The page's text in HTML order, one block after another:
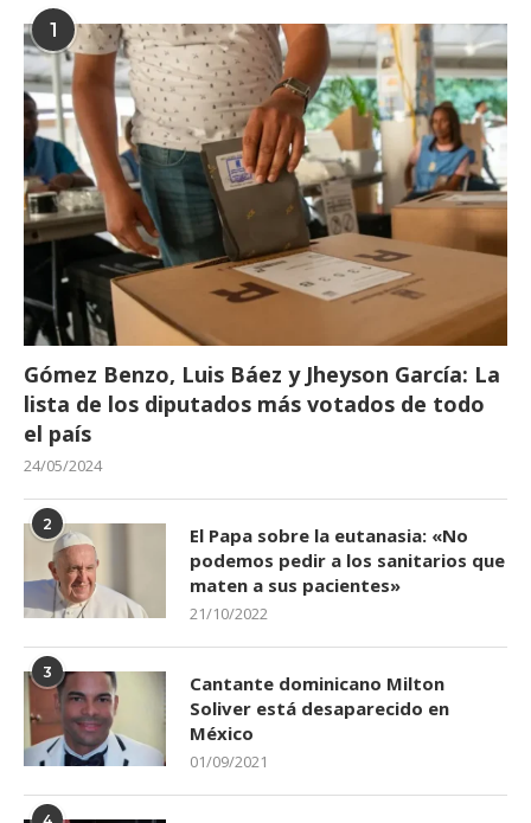
1
Gómez Benzo, Luis Báez y Jheyson García: La
lista de los diputados más votados de todo
el país
24/05/2024
2
El Papa sobre la eutanasia: «No
podemos pedir a los sanitarios que
maten a sus pacientes»
21/10/2022
3
Cantante dominicano Milton
Soliver está desaparecido en
México
01/09/2021